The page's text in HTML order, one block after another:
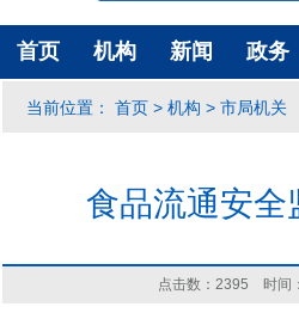
首页 机构 新闻 政务
当前位置： 首页 > 机构 > 市局机关
食品流通安全
点击数： 2395 时间